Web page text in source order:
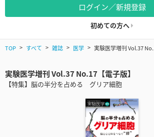
ログイン／新規登録
初めての方へ
TOP すべて 雑誌 医学 実験医学増刊 Vol.37
実験医学増刊 Vol.37 No.17【電子版】
【特集】脳の半分を占める グリア細胞